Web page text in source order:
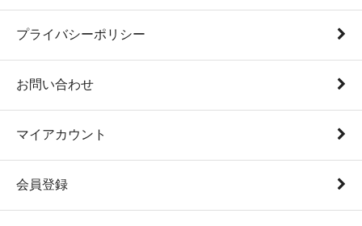
プライバシーポリシー
お問い合わせ
マイアカウント
会員登録